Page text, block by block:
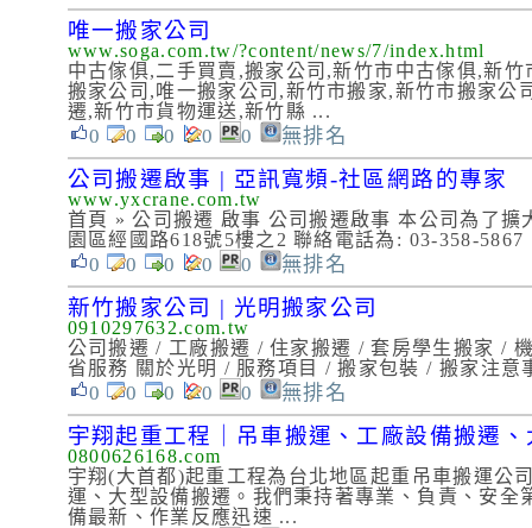
唯一搬家公司
www.soga.com.tw/?content/news/7/index.html
中古傢俱,二手買賣,搬家公司,新竹市中古傢俱,新
搬家公司,唯一搬家公司,新竹市搬家,新竹市搬家
遷,新竹市貨物運送,新竹縣 ...
0 0 0 0 0 無排名
公司搬遷啟事 | 亞訊寬頻-社區網路的專家
www.yxcrane.com.tw
首頁 » 公司搬遷 啟事 公司搬遷啟事 本公司為了
園區經國路618號5樓之2 聯絡電話為: 03-358-
0 0 0 0 0 無排名
新竹搬家公司 | 光明搬家公司
0910297632.com.tw
公司搬遷 / 工廠搬遷 / 住家搬遷 / 套房學生搬家 /
省服務 關於光明 / 服務項目 / 搬家包裝 / 搬家注
0 0 0 0 0 無排名
宇翔起重工程｜吊車搬運、工廠設備搬遷
0800626168.com
宇翔(大首都)起重工程為台北地區起重吊車搬運公
運、大型設備搬遷。我們秉持著專業、負責、安
備最新、作業反應迅速 ...